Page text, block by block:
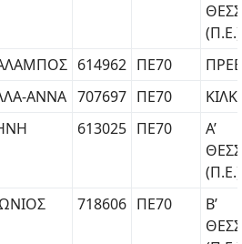
(Π.Ε.)
614962 ΠΕ70
ΑΝΝΑ 707697 ΠΕ70
613025 ΠΕ70
Α’
(Π.Ε.)
718606 ΠΕ70
Β’